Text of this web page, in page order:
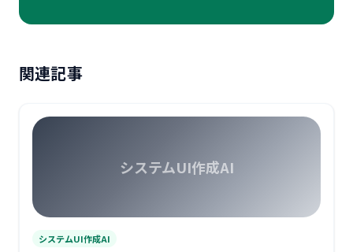
関連記事
システムUI作成AI
システムUI作成AI